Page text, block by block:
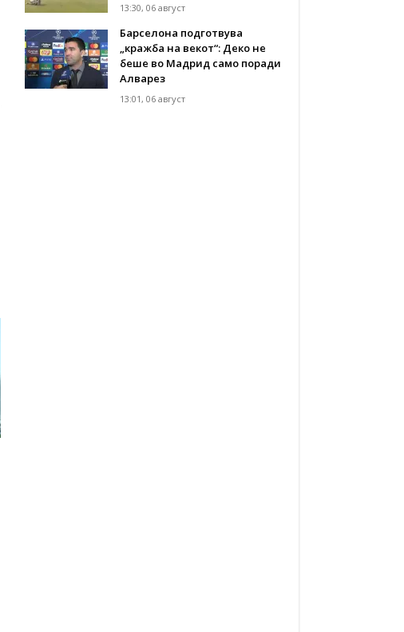
13:30, 06 август
Барселона подготвува
„кражба на векот“: Деко не
беше во Мадрид само поради
Алварез
13:01, 06 август